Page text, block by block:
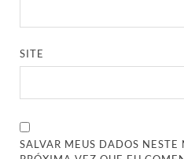
SITE
SALVAR MEUS DADOS NESTE